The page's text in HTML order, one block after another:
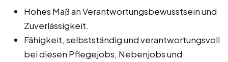
Hohes Maß an Verantwortungsbewusstsein und
Zuverlässigkeit.
Fähigkeit, selbstständig und verantwortungsvoll
bei diesen Pflegejobs, Nebenjobs und